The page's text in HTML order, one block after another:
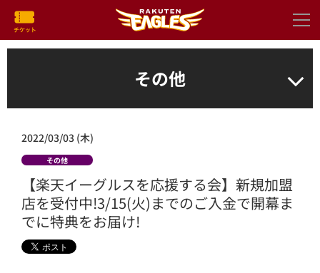
その他
2022/03/03 (木)
その他
【楽天イーグルスを応援する会】新規加盟
店を受付中!3/15(火)までのご入金で開幕ま
でに特典をお届け!